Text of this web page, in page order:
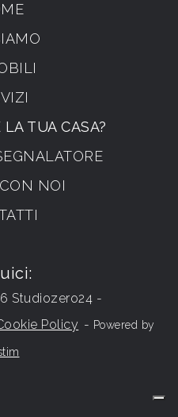
TUA CASA?
NOI
Studiozero24 -
Policy - Powered by